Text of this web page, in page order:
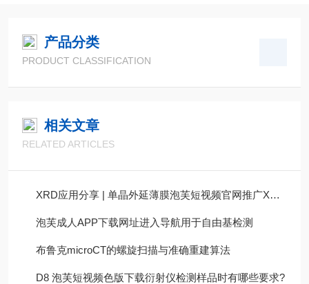
产品分类
PRODUCT CLASSIFICATION
相关文章
RELATED ARTICLES
XRD应用分享 | 单晶外延薄膜泡芙短视频官网推广XRD表征
泡芙成人APP下载网址进入导航用于自由基检测
布鲁克microCT的螺旋扫描与准确重建算法
D8 泡芙短视频色版下载衍射仪检测样品时有哪些要求?